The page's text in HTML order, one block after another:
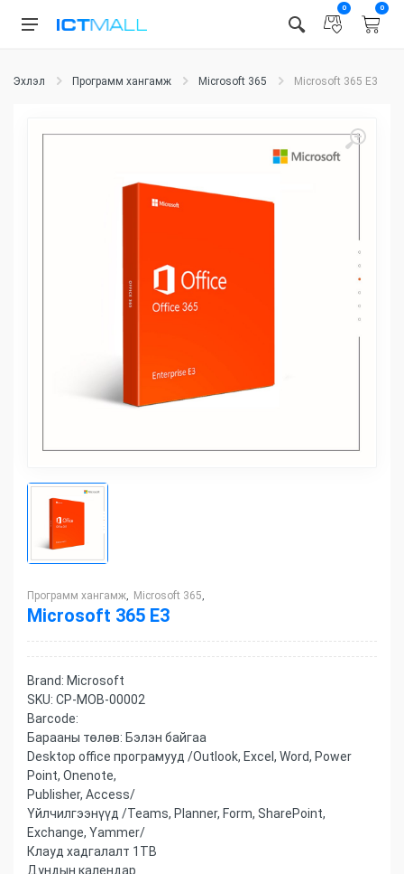
0 0
Эхлэл Программ хангамж Microsoft 365 Microsoft 365 E3
Программ хангамж Microsoft 365
Microsoft 365 E3
Brand: Microsoft
SKU: CP-MOB-00002
Barcode:
Барааны төлөв: Бэлэн байгаа
Desktop office програмууд /Outlook, Excel, Word, Power
Point, Onenote,
Publisher, Access/
Үйлчилгээнүүд /Teams, Planner, Form, SharePoint,
Exchange, Yammer/
Клауд хадгалалт 1TB
Дундын календар